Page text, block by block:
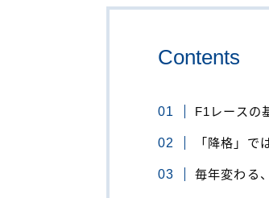
Contents
F1レースの
「降格」
毎年変わる